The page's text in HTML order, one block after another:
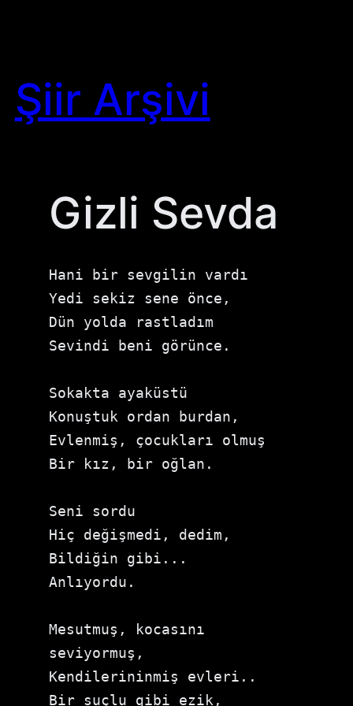
Şiir Arşivi
Gizli Sevda
Hani bir sevgilin vardı
Yedi sekiz sene önce,
Dün yolda rastladım
Sevindi beni görünce.
Sokakta ayaküstü
Konuştuk ordan burdan,
Evlenmiş, çocukları olmuş
Bir kız, bir oğlan.
Seni sordu
Hiç değişmedi, dedim,
Bildiğin gibi...
Anlıyordu.
Mesutmuş, kocasını
seviyormuş,
Kendilerininmiş evleri..
Bir suçlu gibi ezik,